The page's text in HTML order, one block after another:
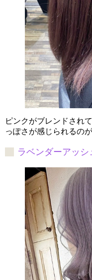
ピンクがブレンドされ
っぽさが感じられるのが
ラベンダーアッシ